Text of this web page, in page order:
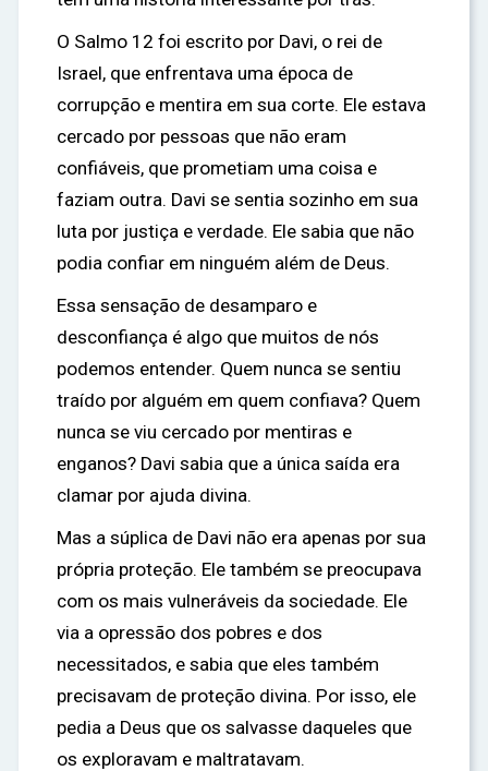
O Salmo 12 foi escrito por Davi, o rei de
Israel, que enfrentava uma época de
corrupção e mentira em sua corte. Ele estava
cercado por pessoas que não eram
confiáveis, que prometiam uma coisa e
faziam outra. Davi se sentia sozinho em sua
luta por justiça e verdade. Ele sabia que não
podia confiar em ninguém além de Deus.
Essa sensação de desamparo e
desconfiança é algo que muitos de nós
podemos entender. Quem nunca se sentiu
traído por alguém em quem confiava? Quem
nunca se viu cercado por mentiras e
enganos? Davi sabia que a única saída era
clamar por ajuda divina.
Mas a súplica de Davi não era apenas por sua
própria proteção. Ele também se preocupava
com os mais vulneráveis da sociedade. Ele
via a opressão dos pobres e dos
necessitados, e sabia que eles também
precisavam de proteção divina. Por isso, ele
pedia a Deus que os salvasse daqueles que
os exploravam e maltratavam.